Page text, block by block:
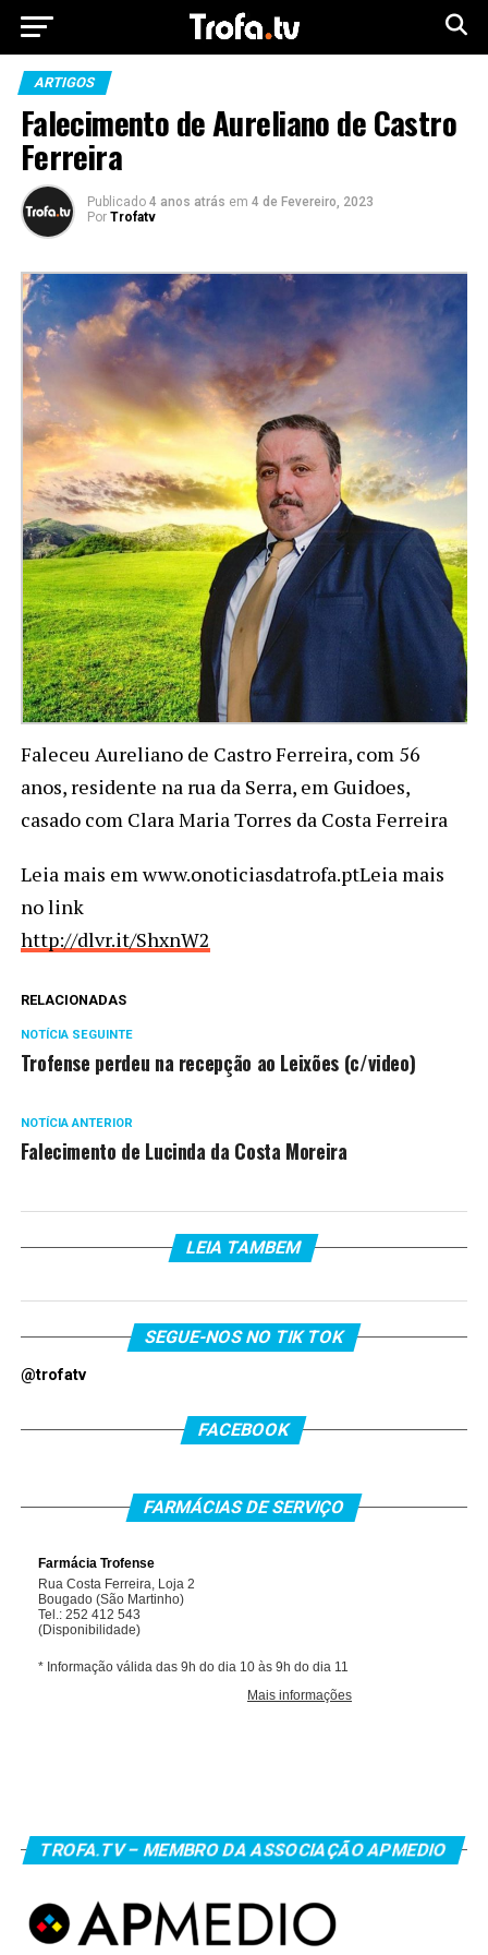
ARTIGOS
Falecimento de Aureliano de Castro
Ferreira
Publicado 4 anos atrás em 4 de Fevereiro, 2023
Por Trofatv
Faleceu Aureliano de Castro Ferreira, com 56
anos, residente na rua da Serra, em Guidoes,
casado com Clara Maria Torres da Costa Ferreira
Leia mais em www.onoticiasdatrofa.ptLeia mais
no link
http://dlvr.it/ShxnW2
RELACIONADAS
NOTÍCIA SEGUINTE
Trofense perdeu na recepção ao Leixões (c/video)
NOTÍCIA ANTERIOR
Falecimento de Lucinda da Costa Moreira
LEIA TAMBEM
SEGUE-NOS NO TIK TOK
@trofatv
FACEBOOK
FARMÁCIAS DE SERVIÇO
TROFA.TV – MEMBRO DA ASSOCIAÇÃO APMEDIO